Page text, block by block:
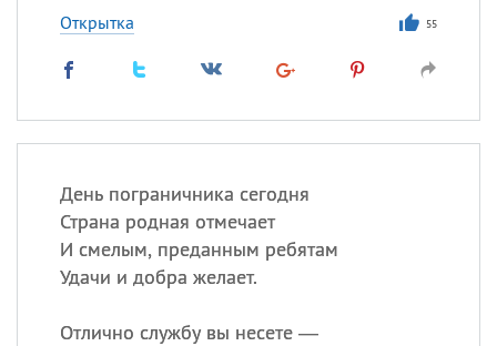
Открытка 55
День пограничника сегодня
Страна родная отмечает
И смелым, преданным ребятам
Удачи и добра желает.
Отлично службу вы несете —